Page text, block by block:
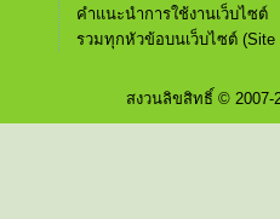
คำแนะนำการใช้งานเว็บไซต์
รวมทุกหัวข้อบนเว็บไซต์ (Site
สงวนลิขสิทธิ์ © 2007-